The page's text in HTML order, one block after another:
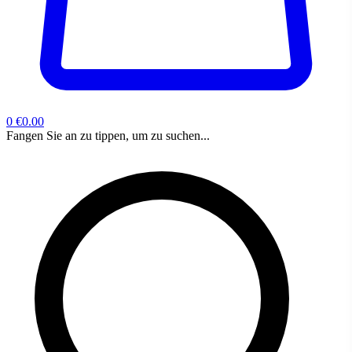
0 €0.00
Fangen Sie an zu tippen, um zu suchen...